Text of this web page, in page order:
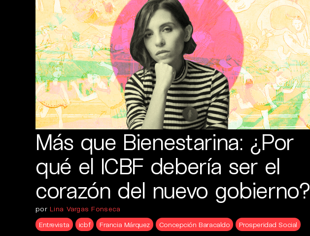
Más que Bienestarina: ¿Por
qué el ICBF debería ser el
corazón del nuevo gobierno?
porLina Vargas Fonseca
Entrevista
icbf Francia Márquez Concepción Baracaldo Prosperidad Social